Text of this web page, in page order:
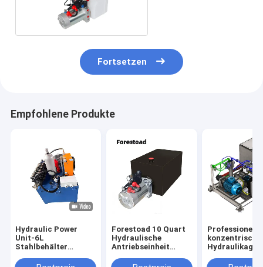
Fortsetzen
Empfohlene Produkte
Hydraulic Power
Unit-6L
Stahlbehälter
Gear Pump mit
Forestoad 10 Quart
Hydraulische
Antriebseinheit
Hydraulikpumpe für
Professionelle
konzentrische
Motor-CER